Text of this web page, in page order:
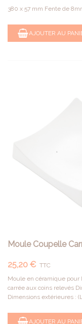
380 x 57 mm Fente de
AJOUTER AU
Moule Coupelle
25,20 € TTC
Moule en céramique
carrée aux coins relevés
Dimensions extérieures :
AJOUTER AU